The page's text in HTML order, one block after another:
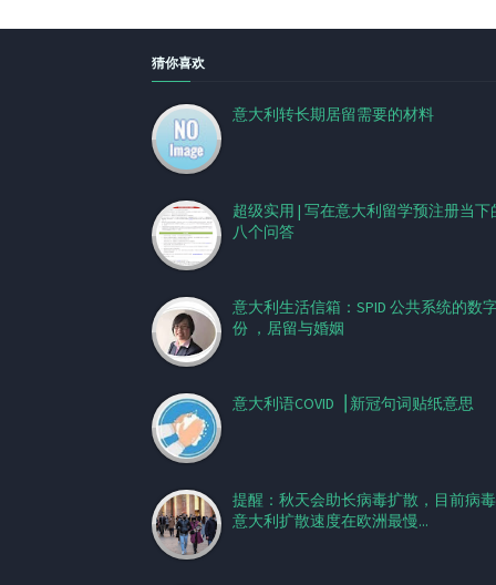
猜你喜欢
意大利转长期居留需要的材料
超级实用 | 写在意大利留学预注册当下
八个问答
意大利生活信箱：SPID 公共系统的数
份 ，居留与婚姻
意大利语COVID▕ 新冠句词贴纸意思
提醒：秋天会助长病毒扩散，目前病
意大利扩散速度在欧洲最慢...